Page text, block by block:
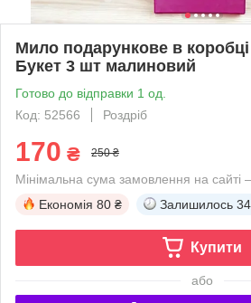
Мило подарункове в
Букет 3 шт малиновий
Готово до відправки 1 од.
Код: 52566
Роздріб
170 ₴ 250 ₴
Мінімальна сума замовлення на сайті
Економія 80 ₴ Залишилось
Купити
або